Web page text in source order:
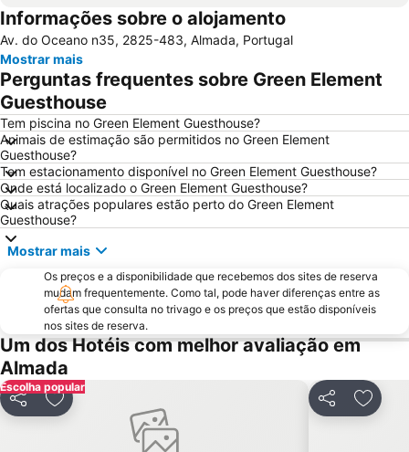
Passeio Marítimo de Algés
Benfica
Baixa de Lisboa
Parque Eduardo VII
Praça de Touros de Campo Pequeno
Praia das Azenhas do Mar
Estação de Caminhos de Ferro de Sete Rios
Avenida da Liberdade
da Figueirinha
Marquês de Pombal
Estádio do Restelo
Praia das Maçãs
Fonte da Telha
Praia Tróia Mar
Praia da Ericeira
Parque Natural da Arrabida
Campo Grande
Lagoa de Albufeira
Tróia Beach
Alcântara
Oceanário de Lisboa
Praia da Caparica
Chiado
Fundaçao Champalimaud
Alvalade
Praça do Rossio
Gare do Oriente
Centro Comercial Vasco da Gama
Centro Colombo
Estádio José Alvalade
Wonderland Lisboa
Informações sobre o alojamento
Av. do Oceano n35, 2825-483, Almada, Portugal
Mostrar mais
Perguntas frequentes sobre Green Element
Guesthouse
Tem piscina no Green Element Guesthouse?
Animais de estimação são permitidos no Green Element
Guesthouse?
Tem estacionamento disponível no Green Element Guesthouse?
Onde está localizado o Green Element Guesthouse?
Quais atrações populares estão perto do Green Element
Guesthouse?
Mostrar mais
Os preços e a disponibilidade que recebemos dos sites de reserva
mudam frequentemente. Como tal, pode haver diferenças entre as
ofertas que consulta no trivago e os preços que estão disponíveis
nos sites de reserva.
Um dos Hotéis com melhor avaliação em
Almada
Escolha popular
PartilharAdicionar aos favoritos Partilhar